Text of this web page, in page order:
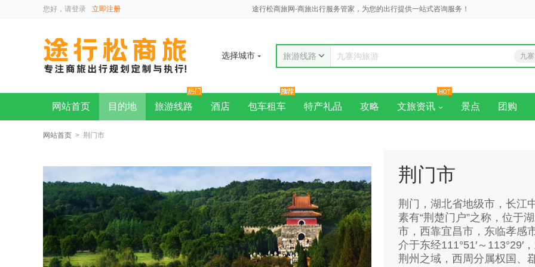
您好，请登录 立即注册 途行松商旅网-商旅出行服务管家，为您的出行提供一站式咨询服务！
选择城市 旅游线路
九
九寨沟旅游
网站首页 目的地 旅游线路 酒店 包车租车 特产礼品 攻略 文旅资讯 景点 团购
网站首页 > 荆门市
荆门市
荆门，湖北省地级市，长江
素有“荆楚门户”之称，位于
市，西靠宜昌市，东临孝感
介于东经111°51′～113°29′
荆州之域，西周分属权国、